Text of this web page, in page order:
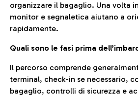
organizzare il bagaglio. Una volta
monitor e segnaletica aiutano a
rapidamente.
Quali sono le fasi prima
Il percorso comprende
terminal, check-in se necessario,
bagaglio, controlli di sicurezza e